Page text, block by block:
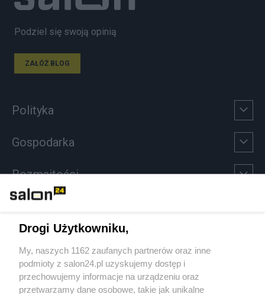
Podziel się swoją opinią
ZAŁÓŻ BLOG
Polityka
Gospodarka
Rozmaitości
Sport
Społeczeństwo
Drogi Użytkowniku,
My, naszych 1162 zaufanych partnerów oraz inne
podmioty z salon24.pl uzyskujemy dostęp i
przechowujemy informacje na urządzeniu oraz
przetwarzamy dane osobowe, takie jak unikalne